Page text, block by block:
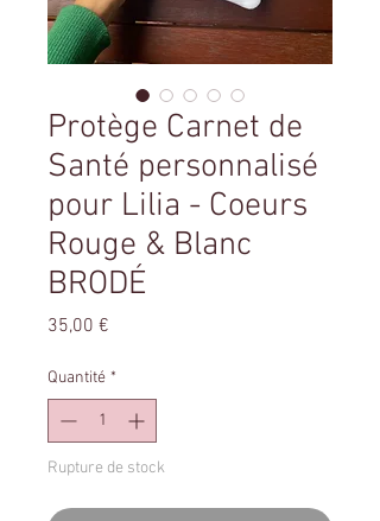
Protège Carnet de
Santé personnalisé
pour Lilia - Coeurs
Rouge & Blanc
BRODÉ
35,00 €
Quantité *
Rupture de stock